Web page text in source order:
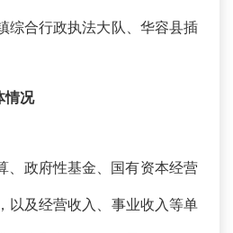
综合行政执法大队、华容县插
情况
、政府性基金、国有资本经营
以及经营收入、事业收入等单